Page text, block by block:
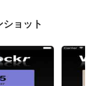
ョット